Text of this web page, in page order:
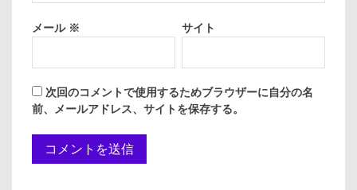
メール ※ サイト
次回のコメントで使用するためブラウザーに自分の名
前、メールアドレス、サイトを保存する。